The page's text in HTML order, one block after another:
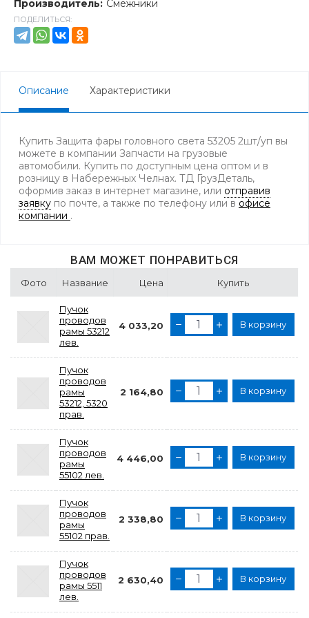
Производитель: Смежники
ПОДЕЛИТЬСЯ:
Описание Характеристики
Купить Защита фары головного света 53205 2шт/уп вы
можете в компании Запчасти на грузовые
автомобили. Купить по доступным цена оптом и в
розницу в Набережных Челнах. ТД ГрузДеталь,
оформив заказ в интернет магазине, или отправив
заявку по почте, а также по телефону или в офисе
компании .
ВАМ МОЖЕТ ПОНРАВИТЬСЯ
Фото Название Цена Купить
Пучок
проводов
рамы 53212
лев.
4 033,20 В корзину
Пучок
проводов
рамы
53212, 5320
прав.
2 164,80 В корзину
Пучок
проводов
рамы
55102 лев.
4 446,00 В корзину
Пучок
проводов
рамы
55102 прав.
2 338,80 В корзину
Пучок
проводов
рамы 5511
лев.
2 630,40 В корзину